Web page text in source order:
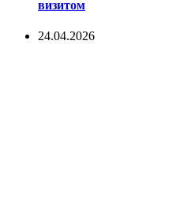
визитом
24.04.2026